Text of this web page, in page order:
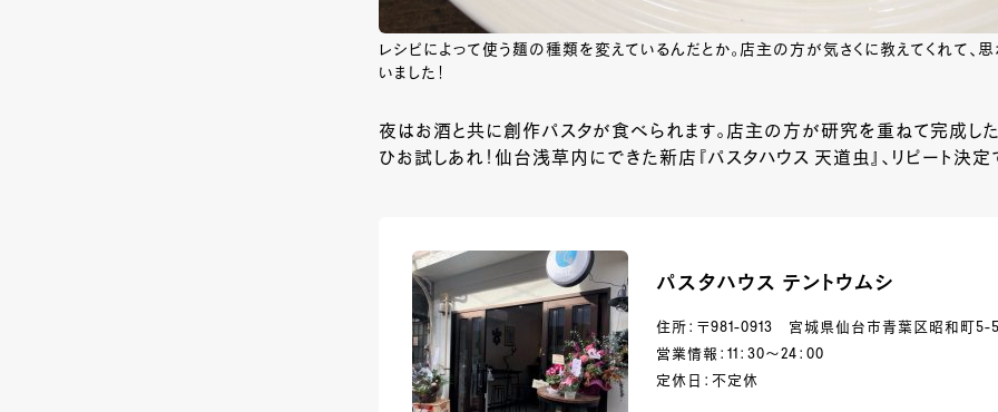
レシピによって使う麺の種類を変えているんだとか。店主の方が気さくに教えてくれて、
いました！
夜はお酒と共に創作パスタが食べられます。店主の方が研究を重ねて完成し
ひお試しあれ！仙台浅草内にできた新店『パスタハウス 天道虫』、リピート決定
パスタハウス テントウムシ
住所：〒981-0913 宮城県仙台市青葉区昭和町5-
営業情報：11：30～24：00
定休日：不定休